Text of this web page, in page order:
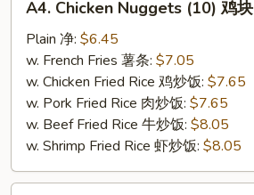
Chicken
Nuggets
(10)
A4. Chicken Nuggets (10) 鸡块
Plain 净: $6.45
w. French Fries 薯条: $7.05
w. Chicken Fried Rice 鸡炒饭: $7.65
w. Pork Fried Rice 肉炒饭: $7.65
w. Beef Fried Rice 牛炒饭: $8.05
w. Shrimp Fried Rice 虾炒饭: $8.05